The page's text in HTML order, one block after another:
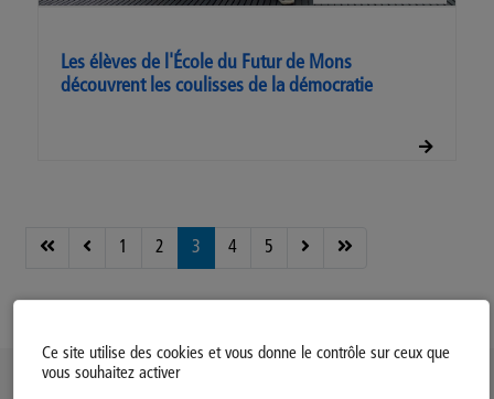
Ce site utilise des cookies et vous donne le contrôle sur ceux que
vous souhaitez activer
Les élèves de l'École du Futur de Mons
découvrent les coulisses de la démocratie
1 2 3 4 5